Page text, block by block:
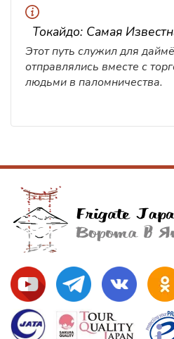
Токайдо: Самая
Этот путь служил для
отправлялись вместе с
людьми в паломничества.